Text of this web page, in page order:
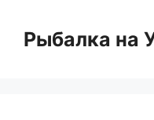
содержимому
Рыбалка на